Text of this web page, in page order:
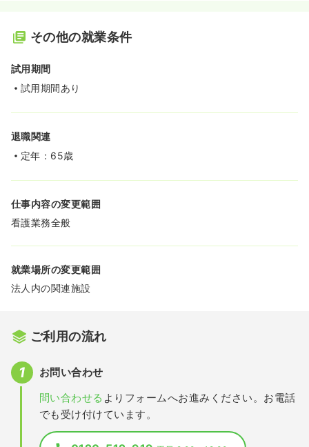
その他の就業条件
試用期間
試用期間あり
退職関連
定年：65歳
仕事内容の変更範囲
看護業務全般
就業場所の変更範囲
法人内の関連施設
ご利用の流れ
お問い合わせ
問い合わせる よりフォームへお進みください。お電話
でも受け付けています。